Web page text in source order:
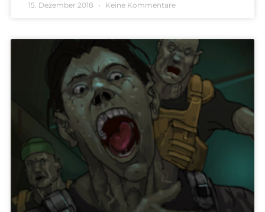
15. Dezember 2018 Keine Kommentare